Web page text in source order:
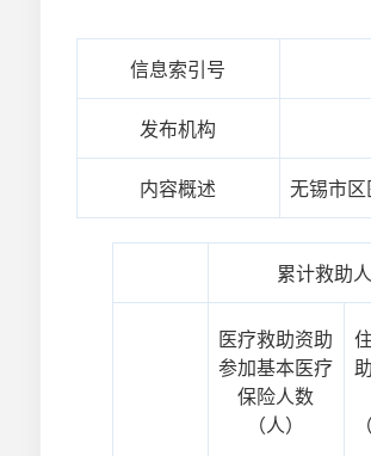
信息索引号
发布机构
内容概述 无锡市区
累计救助
医疗救助资助
参加基本医疗
保险人数
（人）